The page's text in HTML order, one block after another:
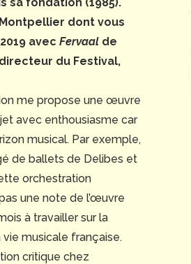
dont vous
avec Fervaal de
du Festival,
me propose une œuvre
avec enthousiasme car
musical. Par exemple,
de ballets de Delibes et
orchestration
une note de l’œuvre
à travailler sur la
musicale française.
critique chez